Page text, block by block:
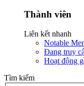
Thành viên
Liên kết nhanh
Notable
Đang truy
Hoạt động
Tìm kiếm